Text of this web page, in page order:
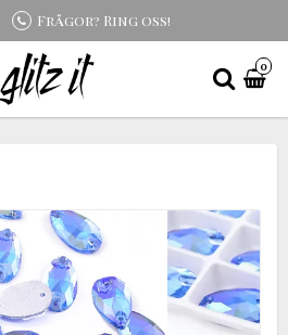
Frågor? Ring oss!
0